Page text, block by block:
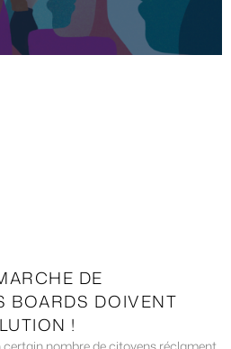
DE
BOARDS DOIVENT
!
certain nombre de citoyens réclament